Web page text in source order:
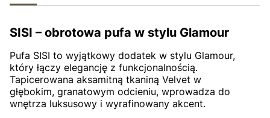
SISI – obrotowa pufa w stylu Glamour
Pufa SISI to wyjątkowy dodatek w stylu Glamour,
który łączy elegancję z funkcjonalnością.
Tapicerowana aksamitną tkaniną Velvet w
głębokim, granatowym odcieniu, wprowadza do
wnętrza luksusowy i wyrafinowany akcent.